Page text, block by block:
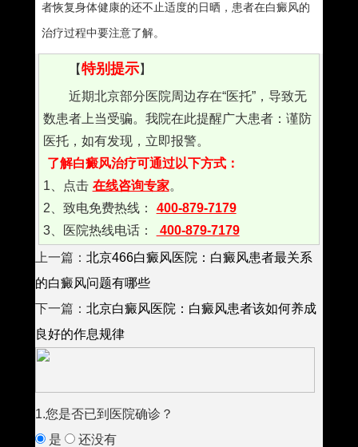
者恢复身体健康的还不止适度的日晒，患者在白癜风的
治疗过程中要注意了解。
【特别提示】
近期北京部分医院周边存在“医托”，导致无
数患者上当受骗。我院在此提醒广大患者：谨防
医托，如有发现，立即报警。
了解白癜风治疗可通过以下方式：
1、点击 在线咨询专家。
2、致电免费热线：
400-879-7179
3、医院热线电话：
400-879-7179
上一篇： 北京466白癜风医院：白癜风患者最关系
的白癜风问题有哪些
下一篇： 北京白癜风医院：白癜风患者该如何养成
良好的作息规律
1.您是否已到医院确诊？
是
还没有